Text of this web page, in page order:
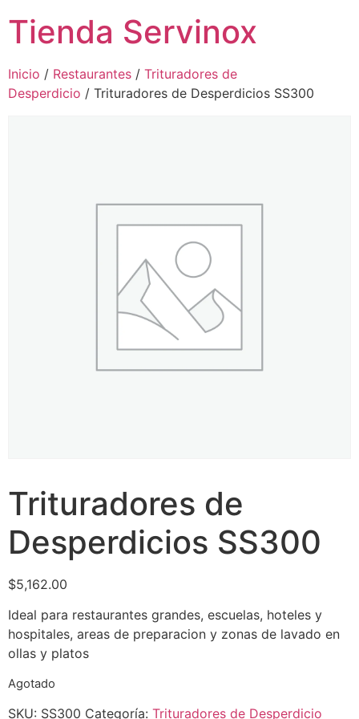
Tienda Servinox
Inicio / Restaurantes / Trituradores de
Desperdicio / Trituradores de Desperdicios SS300
Trituradores de
Desperdicios SS300
$5,162.00
Ideal para restaurantes grandes, escuelas, hoteles y
hospitales, areas de preparacion y zonas de lavado en
ollas y platos
Agotado
SKU: SS300 Categoría: Trituradores de Desperdicio